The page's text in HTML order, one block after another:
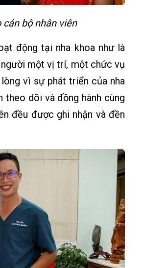
cán bộ nhân viên
động tại nha khoa như là
một vị trí, một chức vụ
vì sự phát triển của nha
theo dõi và đồng hành cùng
đều được ghi nhận và đền